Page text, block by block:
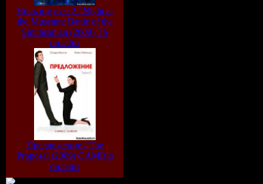
Ночь в музее 2 / Night at
the Museum: Battle of the
Smithsonian (2009) TS
онлайн
Предложение / The
Proposal (2009) CAMRip
онлайн